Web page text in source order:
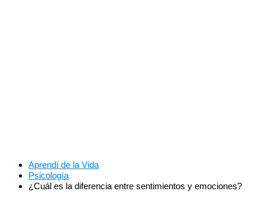
Aprendí de la Vida
Psicología
¿Cuál es la diferencia entre sentimientos y emociones?